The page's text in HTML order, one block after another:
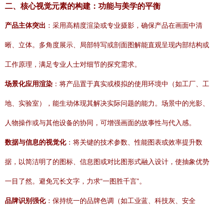
二、核心视觉元素的构建：功能与美学的平衡
产品主体突出 ：采用高精度渲染或专业摄影，确保产品在画面中清
晰、立体。多角度展示、局部特写或剖面图解能直观呈现内部结构或
工作原理，满足专业人士对细节的探究需求。
场景化应用渲染 ：将产品置于真实或模拟的使用环境中（如工厂、工
地、实验室），能生动体现其解决实际问题的能力。场景中的光影、
人物操作或与其他设备的协同，可增强画面的故事性与代入感。
数据与信息的视觉化：将关键的技术参数、性能图表或效率提升数
据，以简洁明了的图标、信息图或对比图形式融入设计，使抽象优势
一目了然。避免冗长文字，力求“一图胜千言”。
品牌识别强化：保持统一的品牌色调（如工业蓝、科技灰、安全